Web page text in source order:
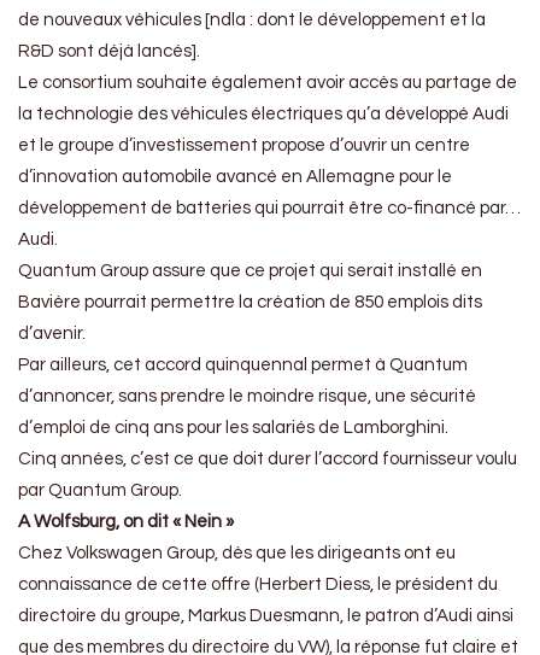
de nouveaux véhicules [ndla : dont le développement et la
R&D sont déjà lancés].
Le consortium souhaite également avoir accès au partage de
la technologie des véhicules électriques qu’a développé Audi
et le groupe d’investissement propose d’ouvrir un centre
d’innovation automobile avancé en Allemagne pour le
développement de batteries qui pourrait être co-financé par…
Audi.
Quantum Group assure que ce projet qui serait installé en
Bavière pourrait permettre la création de 850 emplois dits
d’avenir.
Par ailleurs, cet accord quinquennal permet à Quantum
d’annoncer, sans prendre le moindre risque, une sécurité
d’emploi de cinq ans pour les salariés de Lamborghini.
Cinq années, c’est ce que doit durer l’accord fournisseur voulu
par Quantum Group.
A Wolfsburg, on dit « Nein »
Chez Volkswagen Group, dès que les dirigeants ont eu
connaissance de cette offre (Herbert Diess, le président du
directoire du groupe, Markus Duesmann, le patron d’Audi ainsi
que des membres du directoire du VW), la réponse fut claire et